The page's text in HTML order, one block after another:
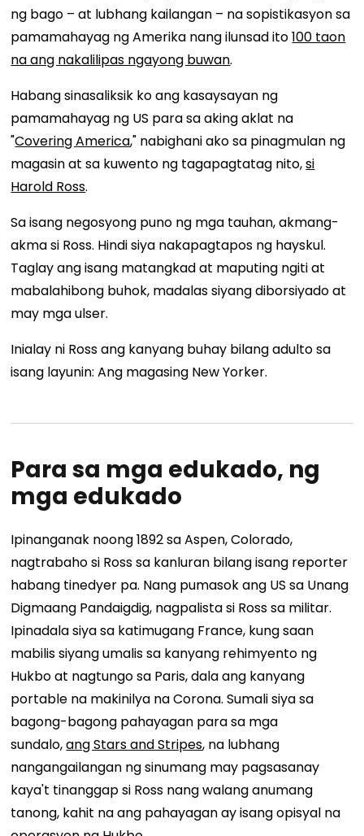
ng bago – at lubhang kailangan – na sopistikasyon sa
pamamahayag ng Amerika nang ilunsad ito100 taon
na ang nakalilipas ngayong buwan.
Habang sinasaliksik ko ang kasaysayan ng
pamamahayag ng US para sa aking aklat na
"Covering America," nabighani ako sa pinagmulan ng
magasin at sa kuwento ng tagapagtatag nito,si
Harold Ross.
Sa isang negosyong puno ng mga tauhan, akmang-
akma si Ross. Hindi siya nakapagtapos ng hayskul.
Taglay ang isang matangkad at maputing ngiti at
mabalahibong buhok, madalas siyang diborsiyado at
may mga ulser.
Inialay ni Ross ang kanyang buhay bilang adulto sa
isang layunin: Ang magasing New Yorker.
Para sa mga edukado, ng
mga edukado
Ipinanganak noong 1892 sa Aspen, Colorado,
nagtrabaho si Ross sa kanluran bilang isang reporter
habang tinedyer pa. Nang pumasok ang US sa Unang
Digmaang Pandaigdig, nagpalista si Ross sa militar.
Ipinadala siya sa katimugang France, kung saan
mabilis siyang umalis sa kanyang rehimyento ng
Hukbo at nagtungo sa Paris, dala ang kanyang
portable na makinilya na Corona. Sumali siya sa
bagong-bagong pahayagan para sa mga
sundalo,ang Stars and Stripes, na lubhang
nangangailangan ng sinumang may pagsasanay
kaya't tinanggap si Ross nang walang anumang
tanong, kahit na ang pahayagan ay isang opisyal na